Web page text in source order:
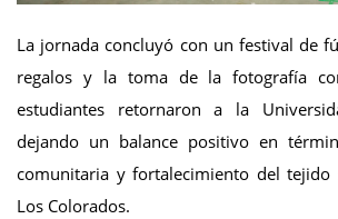
La jornada concluyó con un festival de
regalos y la toma de la fotografía
estudiantes retornaron a la
dejando un balance positivo en
comunitaria y fortalecimiento del
Los Colorados.